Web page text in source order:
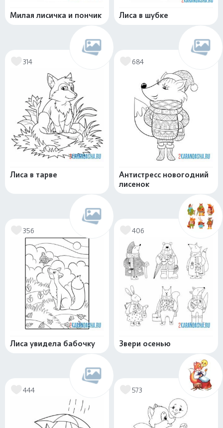
Милая лисичка и пончик Лиса в шубке
314
Лиса в тарве
684
Антистресс новогодний
лисенок
356
Лиса увидела бабочку
406
Звери осенью
444 573